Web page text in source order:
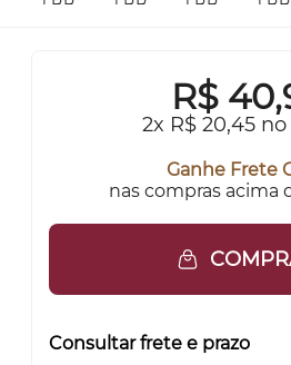
R$
2x R$ 20,45
Ganhe Frete
nas compras acima
Consultar frete e prazo